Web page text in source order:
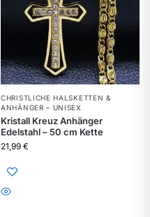
CHRISTLICHE HALSKETTEN &
ANHÄNGER – UNISEX
Kristall Kreuz Anhänger
Edelstahl – 50 cm Kette
21,99 €